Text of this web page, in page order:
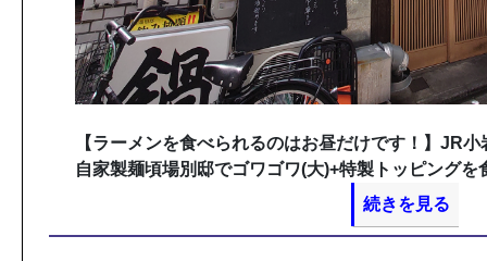
【ラーメンを食べられるのはお昼だけです！】JR
自家製麺頃場別邸でゴワゴワ(大)+特製トッピングを
続きを見る